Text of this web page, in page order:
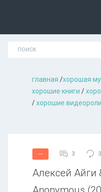
главная /хорошая
хорошие книги /
/хорошие
--- 3
Алексей Айги